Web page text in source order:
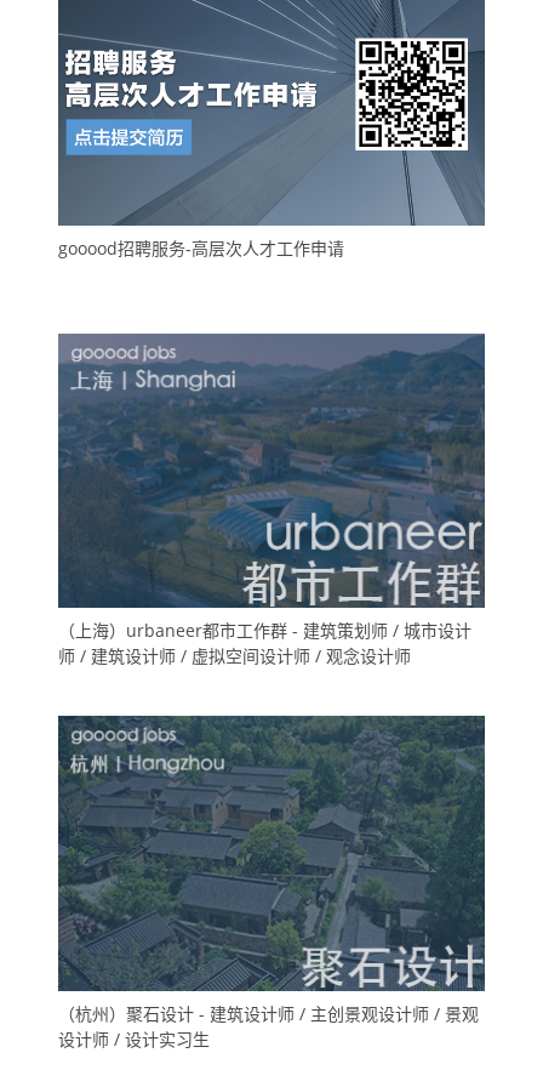
gooood招聘服务-高层次人才工作申请
（上海）urbaneer都市工作群 - 建筑策划师 / 城市设计
师 / 建筑设计师 / 虚拟空间设计师 / 观念设计师
（杭州）聚石设计 - 建筑设计师 / 主创景观设计师 / 景观
设计师 / 设计实习生